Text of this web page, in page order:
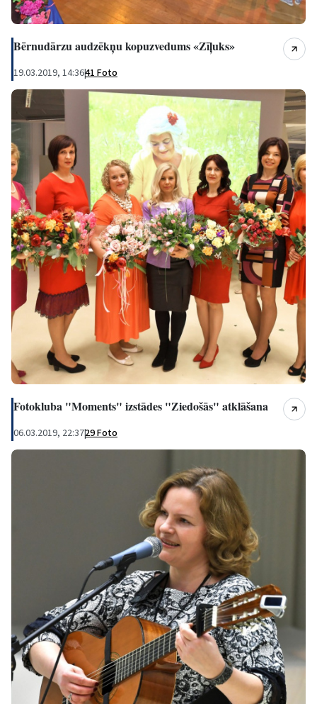
Bērnudārzu audzēkņu kopuzvedums «Zīļuks»
19.03.2019, 14:36|41 Foto
Fotokluba "Moments" izstādes "Ziedošās" atklāšana
06.03.2019, 22:37|29 Foto